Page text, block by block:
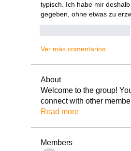
typisch. Ich habe mir
gegeben, ohne etwas zu
Ver más comentarios
About
Welcome to the group!
connect with other
Read more
Members